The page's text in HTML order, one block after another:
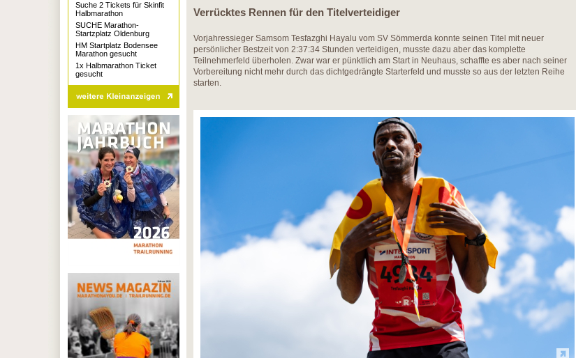
Verrücktes Rennen für den Titelverteidiger
Vorjahressieger Samsom Tesfazghi Hayalu vom SV Sömmerda konnte seinen Titel mit neuer
persönlicher Bestzeit von 2:37:34 Stunden verteidigen, musste dazu aber das komplette
Teilnehmerfeld überholen. Zwar war er pünktlich am Start in Neuhaus, schaffte es aber nach seiner
Vorbereitung nicht mehr durch das dichtgedrängte Starterfeld und musste so aus der letzten Reihe
starten.
Suche 2 Tickets für Skinfit
Halbmarathon
SUCHE Marathon-
Startzplatz Oldenburg
HM Startplatz Bodensee
Marathon gesucht
1x Halbmarathon Ticket
gesucht